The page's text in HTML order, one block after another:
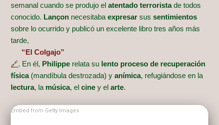
semanal cuando se produjo elatentado terroristade todos
conocido. Lançon necesitabaexpresar sussentimientos
sobre lo ocurrido y publicó un excelente libro tres años más
tarde,
“El Colgajo”
🔗. En él, Philippe relata su lento proceso de recuperación
física(mandíbula destrozada) yanímica, refugiándose en la
lectura, la música, elcine y elarte.
Embed from Getty Images